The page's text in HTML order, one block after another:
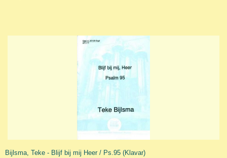
Bijlsma, Teke - Blijf bij mij Heer / Ps.95 (Klavar)